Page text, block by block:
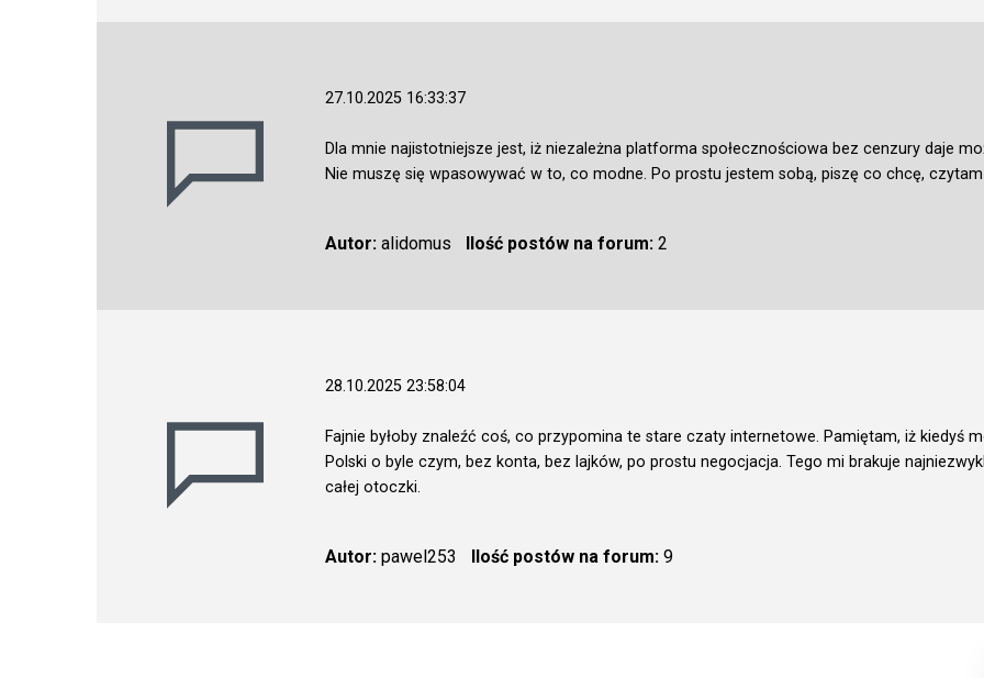
27.10.2025 16:33:37
Dla mnie najistotniejsze jest, iż niezależna platforma społecznościowa bez cenzury daje
Nie muszę się wpasowywać w to, co modne. Po prostu jestem sobą, piszę co chcę,
Autor: alidomus Ilość postów na forum:2
28.10.2025 23:58:04
Fajnie byłoby znaleźć coś, co przypomina te stare czaty internetowe. Pamiętam, iż kiedyś
Polski o byle czym, bez konta, bez lajków, po prostu negocjacja. Tego mi brakuje
całej otoczki.
Autor: pawel253 Ilość postów na forum:9